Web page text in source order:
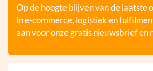
Op de hoogte blijven van de laatste
in e-commerce, logistiek en
aan voor onze gratis nieuwsbrief en